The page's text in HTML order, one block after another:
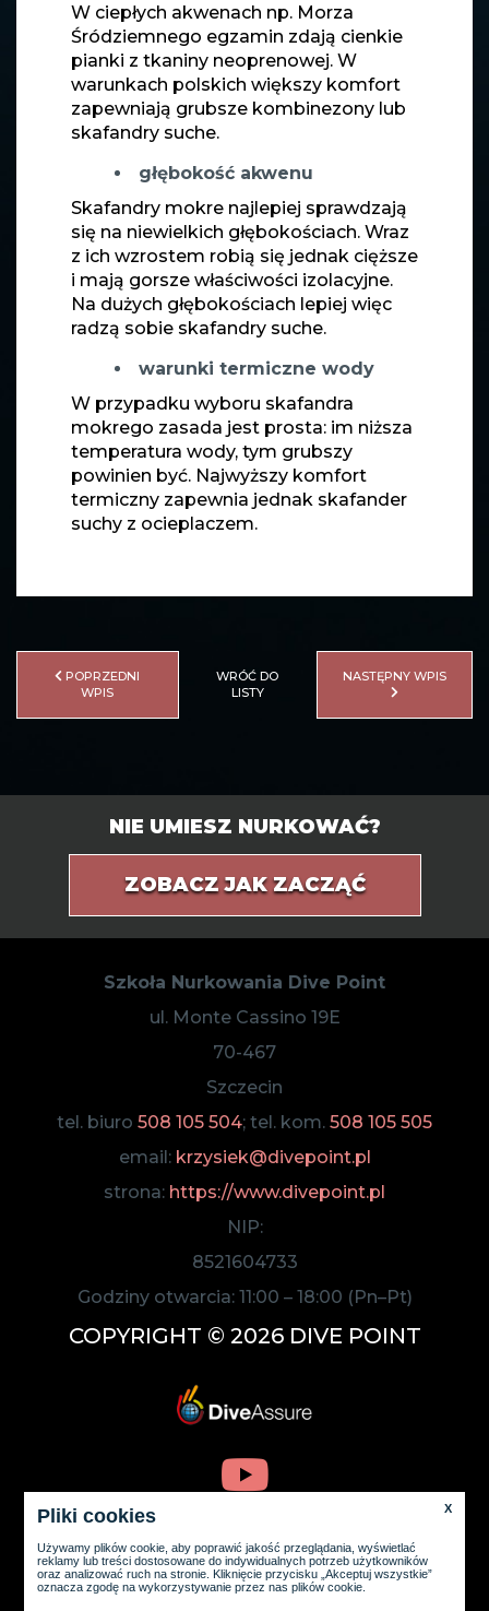
W ciepłych akwenach np. Morza
Śródziemnego egzamin zdają cienkie
pianki z tkaniny neoprenowej. W
warunkach polskich większy komfort
zapewniają grubsze kombinezony lub
skafandry suche.
głębokość akwenu
Skafandry mokre najlepiej sprawdzają
się na niewielkich głębokościach. Wraz
z ich wzrostem robią się jednak cięższe
i mają gorsze właściwości izolacyjne.
Na dużych głębokościach lepiej więc
radzą sobie skafandry suche.
warunki termiczne wody
W przypadku wyboru skafandra
mokrego zasada jest prosta: im niższa
temperatura wody, tym grubszy
powinien być. Najwyższy komfort
termiczny zapewnia jednak skafander
suchy z ocieplaczem.
POPRZEDNI
WPIS
WRÓĆ DO
LISTY
NASTĘPNY WPIS
NIE UMIESZ NURKOWAĆ?
ZOBACZ JAK ZACZĄĆ
Szkoła Nurkowania Dive Point
ul. Monte Cassino 19E
70-467
Szczecin
tel. biuro 508 105 504; tel. kom. 508 105 505
email: krzysiek@divepoint.pl
strona: https://www.divepoint.pl
NIP:
8521604733
Godziny otwarcia: 11:00 – 18:00 (Pn–Pt)
COPYRIGHT © 2026 DIVE POINT
X
Pliki cookies
Używamy plików cookie, aby poprawić jakość przeglądania, wyświetlać
reklamy lub treści dostosowane do indywidualnych potrzeb użytkowników
oraz analizować ruch na stronie. Kliknięcie przycisku „Akceptuj wszystkie”
oznacza zgodę na wykorzystywanie przez nas plików cookie.